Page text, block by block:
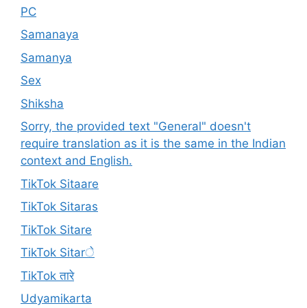
PC
Samanaya
Samanya
Sex
Shiksha
Sorry, the provided text "General" doesn't
require translation as it is the same in the Indian
context and English.
TikTok Sitaare
TikTok Sitaras
TikTok Sitare
TikTok Sitarे
TikTok तारे
Udyamikarta